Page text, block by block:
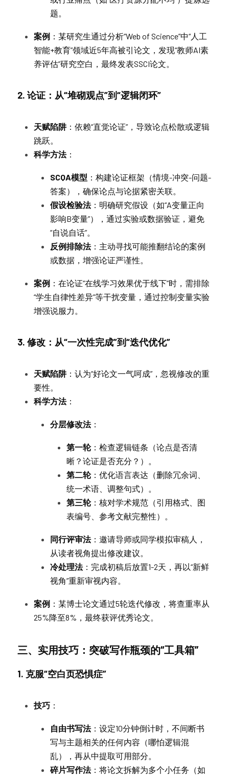
题。
案例 ：某研究生通过分析“Web of Science”中“人工
智能+教育”领域近5年高被引论文，发现“教师AI素
养评估”研究空白，最终发表SSCI论文。
2. 论证：从“堆砌观点”到“逻辑闭环”
天赋陷阱：依赖“直觉论证”，导致论点松散或逻辑
跳跃。
科学方法：
SCQA模型 ：构建论证框架（情境-冲突-问题-
答案），确保论点与论据紧密关联。
假设检验法：明确研究假设（如“A变量正向
影响B变量”），通过实验或数据验证，避免
“自说自话”。
反例排除法：主动寻找可能推翻结论的案例
或数据，增强论证严谨性。
案例 ：在论证“在线学习效果优于线下”时，需排除
“学生自律性差异”等干扰变量，通过控制变量实验
增强说服力。
3. 修改：从“一次性完成”到“迭代优化”
天赋陷阱：认为“好论文一气呵成”，忽视修改的重
要性。
科学方法：
分层修改法：
第一轮：检查逻辑链条（论点是否清
晰？论证是否充分？）。
第二轮：优化语言表达（删除冗余词、
统一术语、调整句式）。
第三轮：核对学术规范（引用格式、图
表编号、参考文献完整性）。
同行评审法：邀请导师或同学模拟审稿人，
从读者视角提出修改建议。
冷处理法：完成初稿后放置1-2天，再以“新鲜
视角”重新审视内容。
案例 ：某博士论文通过5轮迭代修改，将查重率从
25%降至8%，最终获评优秀论文。
三、实用技巧：突破写作瓶颈的“工具箱”
1. 克服“空白页恐惧症”
技巧 ：
自由书写法：设定10分钟倒计时，不间断书
写与主题相关的任何内容（哪怕逻辑混
乱），再从中提取可用部分。
碎片写作法：将论文拆解为多个小任务（如